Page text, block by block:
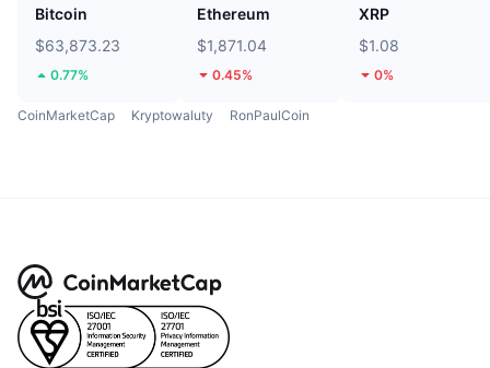
Bitcoin
$63,873.23
0.77%
Ethereum
$1,871.04
0.45%
XRP
$1.08
0%
CoinMarketCap Kryptowaluty RonPaulCoin